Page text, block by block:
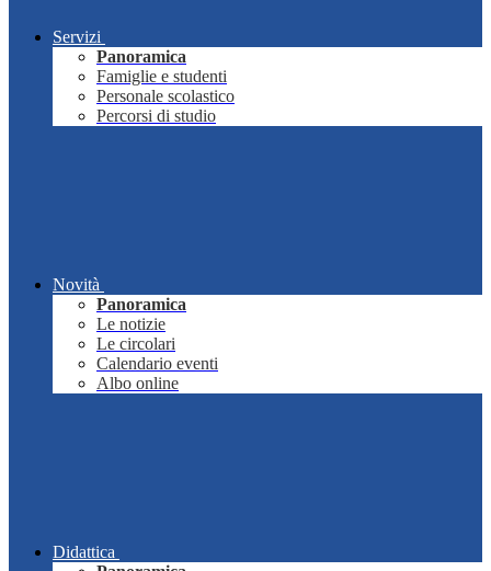
Servizi
Panoramica
Famiglie e studenti
Personale scolastico
Percorsi di studio
Novità
Panoramica
Le notizie
Le circolari
Calendario eventi
Albo online
Didattica